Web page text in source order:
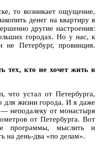
то возникает ощущение,
денег на квартиру в
другие настроения:
городах. Но у нас, к
Петербург, провинция.
тех, кто не хочет жить в
устал от Петербурга,
для жизни города. И я даже
неподалеку от монастыря
от Петербурга. Вот
программы, мыслить и
на день-два «по делам».